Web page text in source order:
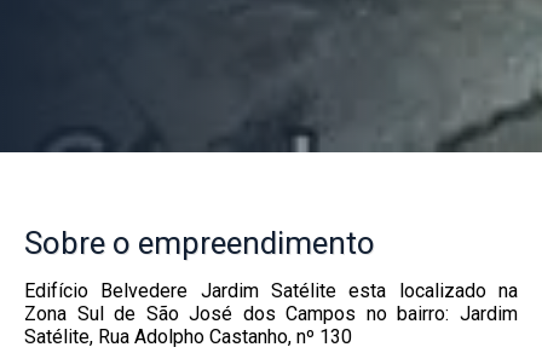
Sobre o empreendimento
Edifício Belvedere Jardim Satélite esta localizado na
Zona Sul de São José dos Campos no bairro: Jardim
Satélite, Rua Adolpho Castanho, nº 130